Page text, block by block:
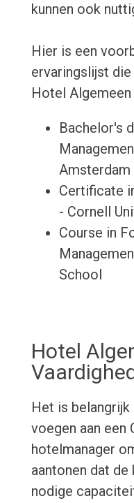
kunnen ook
Hier is een
ervaringslijst
Hotel
Bachelor's
Amsterdam
Certificate
- Cornell
Course in
School
Hotel
Het is
voegen aan een
hotelmanager
aantonen dat
nodige